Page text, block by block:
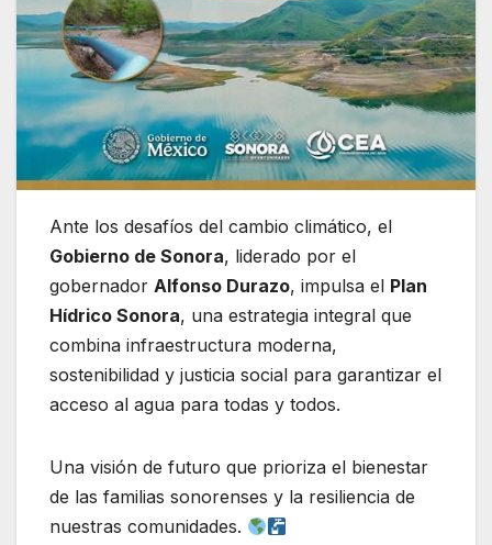
Ante los desafíos del cambio climático, el
Gobierno de Sonora, liderado por el
gobernador Alfonso Durazo, impulsa el Plan
Hídrico Sonora, una estrategia integral que
combina infraestructura moderna,
sostenibilidad y justicia social para garantizar el
acceso al agua para todas y todos.
Una visión de futuro que prioriza el bienestar
de las familias sonorenses y la resiliencia de
nuestras comunidades.